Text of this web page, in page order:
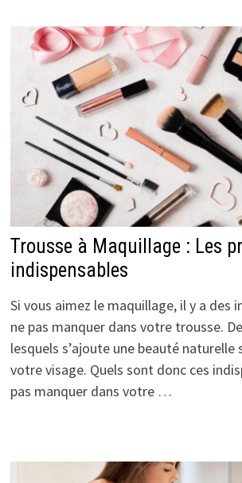
Trousse à Maquillage : Les
indispensables
Si vous aimez le maquillage, il y a des
ne pas manquer dans votre trousse.
lesquels s’ajoute une beauté naturelle
votre visage. Quels sont donc ces
pas manquer dans votre …